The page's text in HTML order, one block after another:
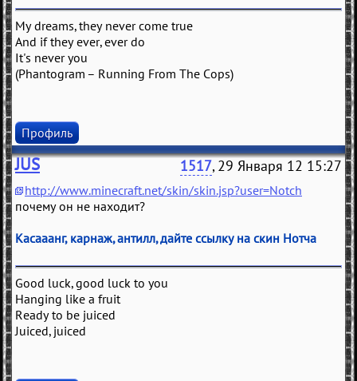
My dreams, they never come true
And if they ever, ever do
It's never you
(Phantogram – Running From The Cops)
Профиль
JUS 1517, 29 Января 12 15:27
http://www.minecraft.net/skin/skin.jsp?user=Notch
почему он не находит?
Касааанг, карнаж, антилл, дайте ссылку на скин Нотча
Good luck, good luck to you
Hanging like a fruit
Ready to be juiced
Juiced, juiced